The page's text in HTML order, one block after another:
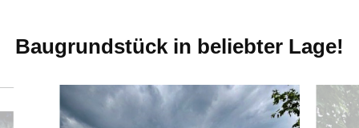
Baugrundstück in beliebter Lage!